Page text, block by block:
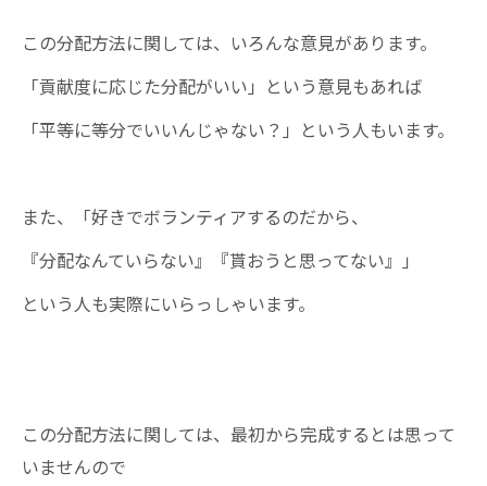
この分配方法に関しては、いろんな意見があります。
「貢献度に応じた分配がいい」という意見もあれば
「平等に等分でいいんじゃない？」という人もいます。
また、「好きでボランティアするのだから、
『分配なんていらない』『貰おうと思ってない』」
という人も実際にいらっしゃいます。
この分配方法に関しては、最初から完成するとは思って
いませんので